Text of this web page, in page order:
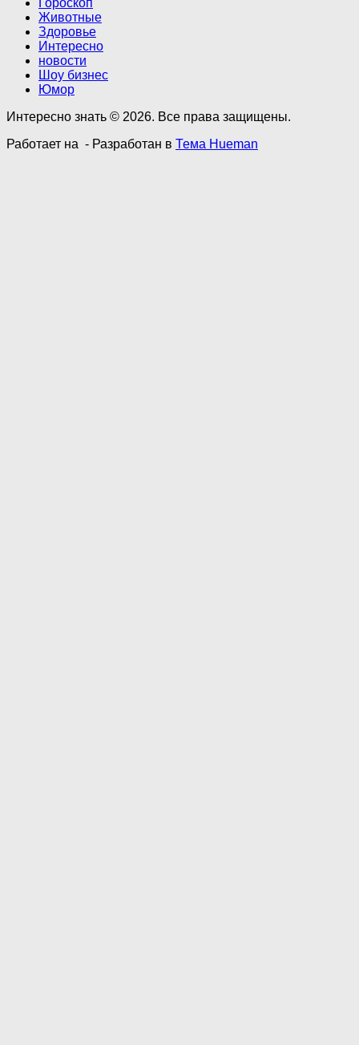
Гороскоп
Животные
Здоровье
Интересно
новости
Шоу бизнес
Юмор
Интересно знать © 2026. Все права защищены.
Работает на - Разработан в Тема Hueman